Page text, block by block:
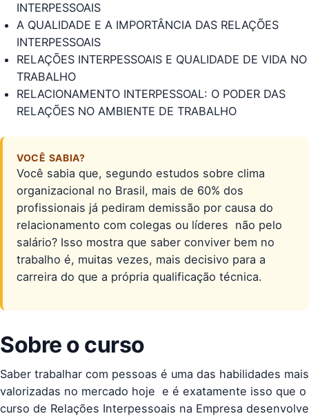
INTERPESSOAIS
A QUALIDADE E A IMPORTÂNCIA DAS RELAÇÕES
INTERPESSOAIS
RELAÇÕES INTERPESSOAIS E QUALIDADE DE VIDA NO
TRABALHO
RELACIONAMENTO INTERPESSOAL: O PODER DAS
RELAÇÕES NO AMBIENTE DE TRABALHO
VOCÊ SABIA?
Você sabia que, segundo estudos sobre clima
organizacional no Brasil, mais de 60% dos
profissionais já pediram demissão por causa do
relacionamento com colegas ou líderes  não pelo
salário? Isso mostra que saber conviver bem no
trabalho é, muitas vezes, mais decisivo para a
carreira do que a própria qualificação técnica.
Sobre o curso
Saber trabalhar com pessoas é uma das habilidades mais
valorizadas no mercado hoje  e é exatamente isso que o
curso de Relações Interpessoais na Empresa desenvolve